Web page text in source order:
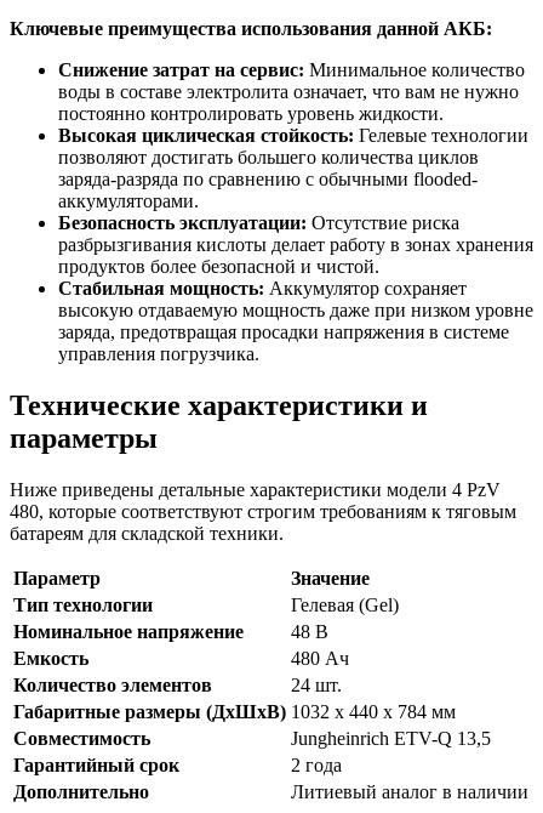
Ключевые преимущества использования данной АКБ:
Снижение затрат на сервис: Минимальное количество
воды в составе электролита означает, что вам не нужно
постоянно контролировать уровень жидкости.
Высокая циклическая стойкость: Гелевые технологии
позволяют достигать большего количества циклов
заряда-разряда по сравнению с обычными flooded-
аккумуляторами.
Безопасность эксплуатации: Отсутствие риска
разбрызгивания кислоты делает работу в зонах хранения
продуктов более безопасной и чистой.
Стабильная мощность: Аккумулятор сохраняет
высокую отдаваемую мощность даже при низком уровне
заряда, предотвращая просадки напряжения в системе
управления погрузчика.
Технические характеристики и
параметры
Ниже приведены детальные характеристики модели 4 PzV
480, которые соответствуют строгим требованиям к тяговым
батареям для складской техники.
Параметр
Значение
Тип технологии
Гелевая (Gel)
Номинальное напряжение
48 В
Емкость
480 Ач
Количество элементов
24 шт.
Габаритные размеры (ДхШхВ) 1032 x 440 x 784 мм
Совместимость
Jungheinrich ETV-Q 13,5
Гарантийный срок
2 года
Дополнительно
Литиевый аналог в наличии